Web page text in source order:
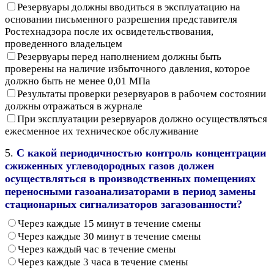
Резервуары должны вводиться в эксплуатацию на
основании письменного разрешения представителя
Ростехнадзора после их освидетельствования,
проведенного владельцем
Резервуары перед наполнением должны быть
проверены на наличие избыточного давления, которое
должно быть не менее 0,01 МПа
Результаты проверки резервуаров в рабочем состоянии
должны отражаться в журнале
При эксплуатации резервуаров должно осуществляться
ежесменное их техническое обслуживание
5. С какой периодичностью контроль концентрации
сжиженных углеводородных газов должен
осуществляться в производственных помещениях
переносными газоанализаторами в период замены
стационарных сигнализаторов загазованности?
Через каждые 15 минут в течение смены
Через каждые 30 минут в течение смены
Через каждый час в течение смены
Через каждые 3 часа в течение смены